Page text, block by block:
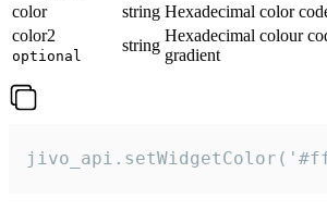
color
string Hexadecimal color
color2
optional
string
Hexadecimal colour
gradient